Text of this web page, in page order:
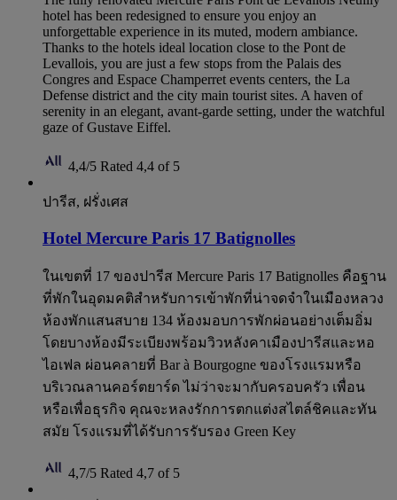
hotel has been redesigned to ensure you enjoy an
unforgettable experience in its muted, modern ambiance.
Thanks to the hotels ideal location close to the Pont de
Levallois, you are just a few stops from the Palais des
Congres and Espace Champerret events centers, the La
Defense district and the city main tourist sites. A haven of
serenity in an elegant, avant-garde setting, under the watchful
gaze of Gustave Eiffel.
4,4/5 Rated 4,4 of 5
ปารีส, ฝรั่งเศส
Hotel Mercure Paris 17 Batignolles
ในเขตที่ 17 ของปารีส Mercure Paris 17 Batignolles คือฐาน
ที่พักในอุดมคติสำหรับการเข้าพักที่น่าจดจำในเมืองหลวง
ห้องพักแสนสบาย 134 ห้องมอบการพักผ่อนอย่างเต็มอิ่ม
โดยบางห้องมีระเบียงพร้อมวิวหลังคาเมืองปารีสและหอ
ไอเฟล ผ่อนคลายที่ Bar à Bourgogne ของโรงแรมหรือ
บริเวณลานคอร์ตยาร์ด ไม่ว่าจะมากับครอบครัว เพื่อน
หรือเพื่อธุรกิจ คุณจะหลงรักการตกแต่งสไตล์ชิคและทัน
สมัย โรงแรมที่ได้รับการรับรอง Green Key
4,7/5 Rated 4,7 of 5